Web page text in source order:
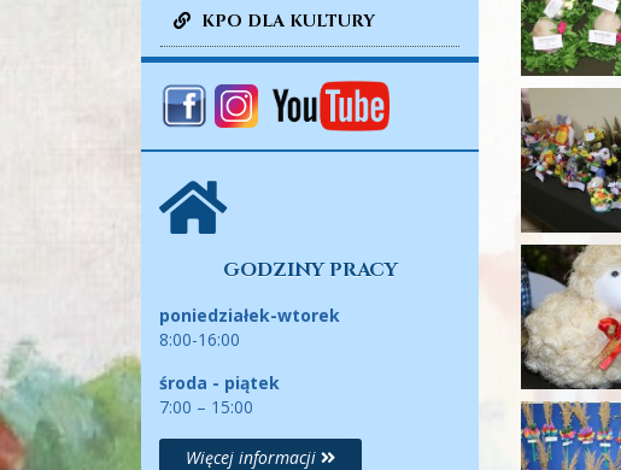
KPO DLA KULTURY
GODZINY PRACY
poniedziałek-wtorek
8:00-16:00
środa - piątek
7:00 – 15:00
Więcej informacji